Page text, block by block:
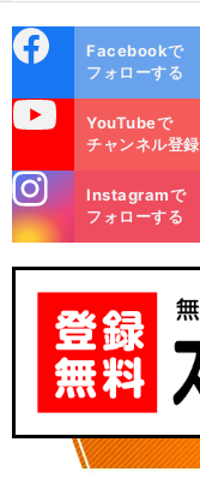
ok
Facebookで
フォローする
YouTubeで
チャンネル登録
m
Instagramで
フォローする